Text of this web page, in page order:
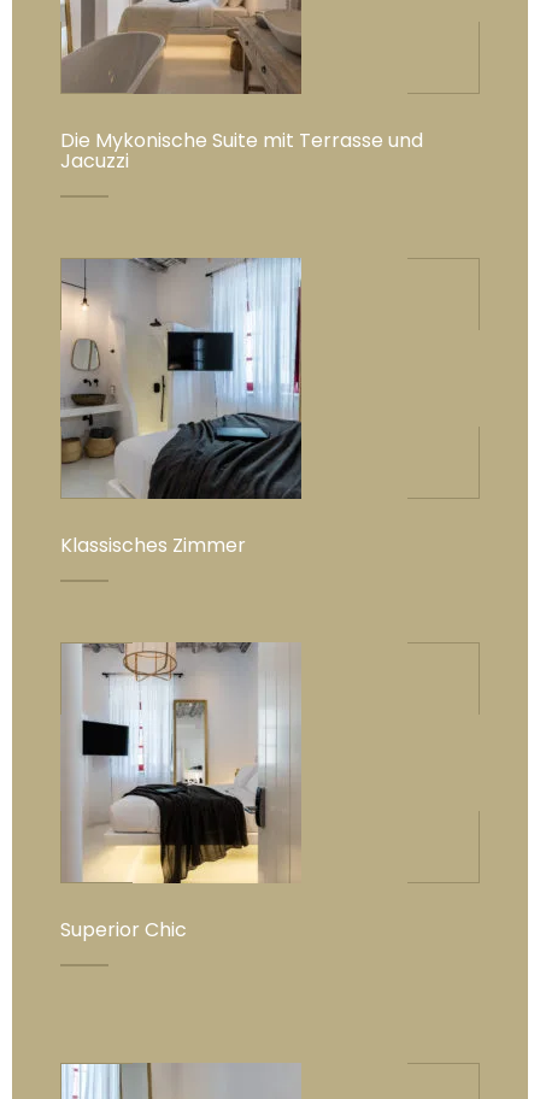
Die Mykonische Suite mit Terrasse und
Jacuzzi
Klassisches Zimmer
Superior Chic